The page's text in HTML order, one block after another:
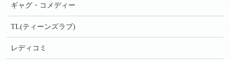
ギャグ・コメディー
TL(ティーンズラブ)
レディコミ